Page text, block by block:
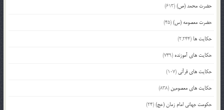
حضرت محمد (ص)(613)
حضرت معصومه (س)(45)
حکایت ها (2,244)
حکایت های آموزنده (749)
حکایت های قرآنی (107)
حکایت های معصومین (838)
حکومت جهانی امام زمان (عج)(24)